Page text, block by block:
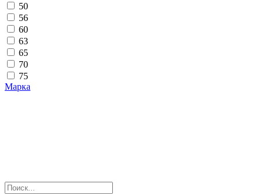
50
56
60
63
65
70
75
Марка